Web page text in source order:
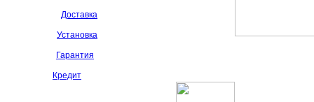
Доставка
Установка
Гарантия
Кредит